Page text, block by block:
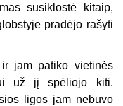
susiklostė kitaip,
pradėjo rašyti
jam patiko vietinės
už jį spėliojo kiti.
ligos jam nebuvo